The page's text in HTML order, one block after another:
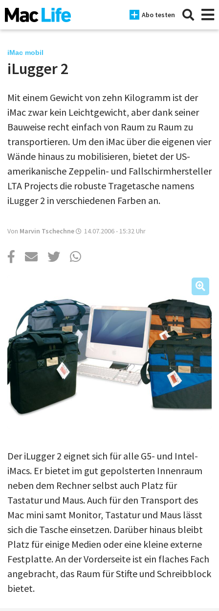
Abo testen
News
iPhone
Mac
iPad
Tests
Tipps
Magazine
Mac Life+
Anmelden
iMac mobil
iLugger 2
Mit einem Gewicht von zehn Kilogramm ist der
iMac zwar kein Leichtgewicht, aber dank seiner
Bauweise recht einfach von Raum zu Raum zu
transportieren. Um den iMac über die eigenen vier
Wände hinaus zu mobilisieren, bietet der US-
amerikanische Zeppelin- und Fallschirmhersteller
LTA Projects die robuste Tragetasche namens
iLugger 2 in verschiedenen Farben an.
Von Marvin Tschechne 14.07.2006 - 15:32 Uhr
Der iLugger 2 eignet sich für alle G5- und Intel-
iMacs. Er bietet im gut gepolsterten Innenraum
neben dem Rechner selbst auch Platz für
Tastatur und Maus. Auch für den Transport des
Mac mini samt Monitor, Tastatur und Maus lässt
sich die Tasche einsetzen. Darüber hinaus bleibt
Platz für einige Medien oder eine kleine externe
Festplatte. An der Vorderseite ist ein flaches Fach
angebracht, das Raum für Stifte und Schreibblock
bietet.